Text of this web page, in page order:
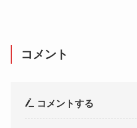
コメント
コメントする